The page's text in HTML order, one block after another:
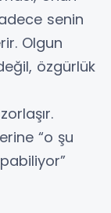
senin
Olgun
özgürlük
“o şu